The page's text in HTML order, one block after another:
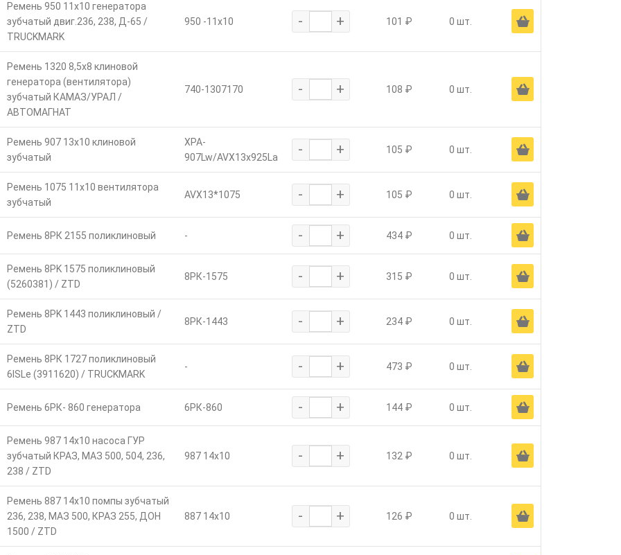
Ремень 950 11х10 генератора
зубчатый двиг.236, 238, Д-65 /
TRUCKMARK
950 -11х10 - + 101 ₽ 0 шт. Ä
Ремень 1320 8,5х8 клиновой
генератора (вентилятора)
зубчатый КАМАЗ/УРАЛ /
АВТОМАГНАТ
740-1307170 - + 108 ₽ 0 шт. Ä
Ремень 907 13х10 клиновой
зубчатый
XPA-
907Lw/AVX13х925La
- + 105 ₽ 0 шт. Ä
Ремень 1075 11x10 вентилятора
зубчатый
AVX13*1075 - + 105 ₽ 0 шт. Ä
Ремень 8РК 2155 поликлиновый - - + 434 ₽ 0 шт. Ä
Ремень 8РK 1575 поликлиновый
(5260381) / ZTD
8РК-1575 - + 315 ₽ 0 шт. Ä
Ремень 8РK 1443 поликлиновый /
ZTD
8РК-1443 - + 234 ₽ 0 шт. Ä
Ремень 8РК 1727 поликлиновый
6ISLe (3911620) / TRUCKMARK
- - + 473 ₽ 0 шт. Ä
Ремень 6РК- 860 генератора 6РК-860 - + 144 ₽ 0 шт. Ä
Ремень 987 14х10 насоса ГУР
зубчатый КРАЗ, МАЗ 500, 504, 236,
238 / ZTD
987 14х10 - + 132 ₽ 0 шт. Ä
Ремень 887 14х10 помпы зубчатый
236, 238, МАЗ 500, КРАЗ 255, ДОН
1500 / ZTD
887 14х10 - + 126 ₽ 0 шт. Ä